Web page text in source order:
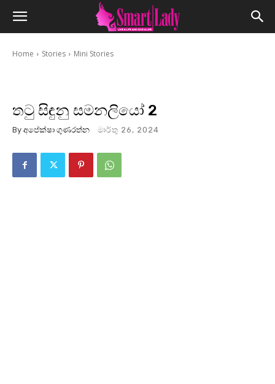
Home Stories Mini Stories
තටු සිඳුනු සමනලියෝ 2
By අපේක්ෂා ගුණරත්න මාර්තු 26, 2024